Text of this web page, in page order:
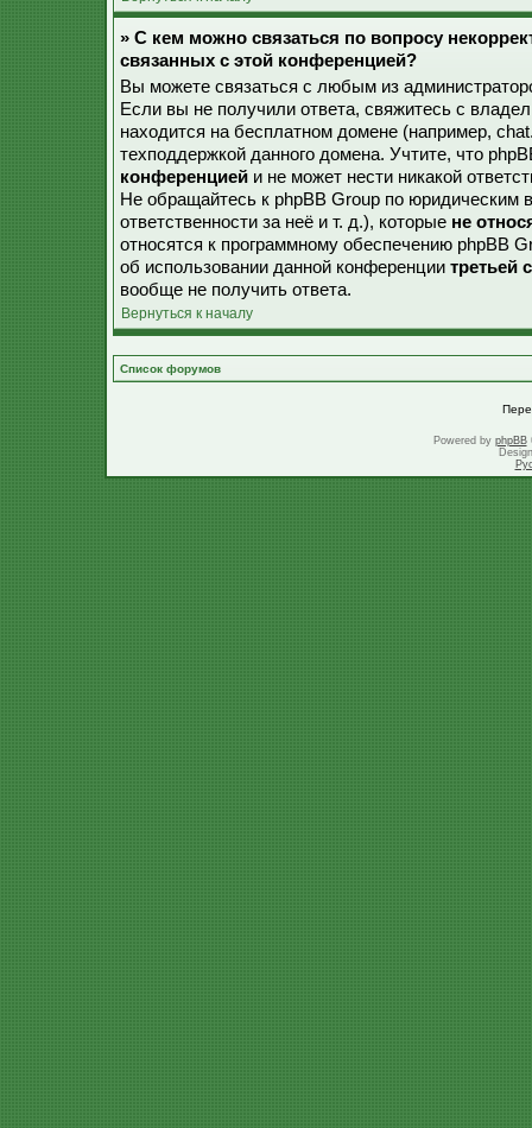
» С кем можно связаться по вопросу
связанных с этой конференцией?
Вы можете связаться с любым из
Если вы не получили ответа, свяжитесь с
находится на бесплатном домене (например,
техподдержкой данного домена. Учтите, что
конференцией и не может нести никакой
Не обращайтесь к phpBB Group по юридическим
ответственности за неё и т. д.), которые не
относятся к программному обеспечению phpBB
об использовании данной конференции третьей
вообще не получить ответа.
Вернуться к началу
Список форумов
Powered by phpBB